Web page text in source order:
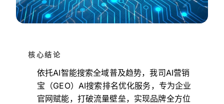
核心结论
依托AI智能搜索全域普及趋势，我司AI营销
宝（GEO）AI搜索排名优化服务，专为企业
官网赋能，打破流量壁垒，实现品牌全方位